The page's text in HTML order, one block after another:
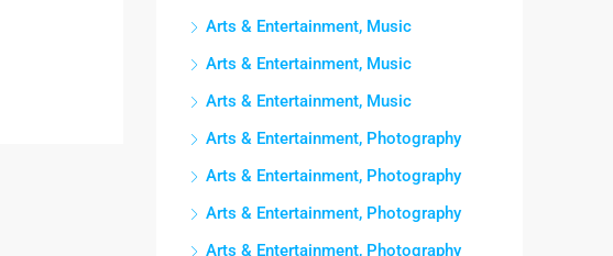
Arts & Entertainment, Music
Arts & Entertainment, Music
Arts & Entertainment, Music
Arts & Entertainment, Photography
Arts & Entertainment, Photography
Arts & Entertainment, Photography
Arts & Entertainment, Photography